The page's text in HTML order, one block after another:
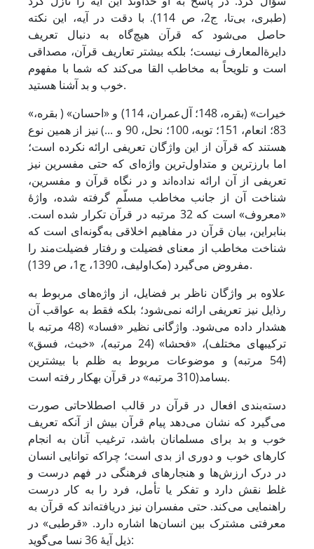
(طبری، بی‌تا، ج2، ص 114). با دقت در آیه، این نکته
حاصل می‌شود که قرآن هیچ‌گاه به دنبال تعریف
دایرةالمعارف نیست؛ بلکه بیشتر تعاریف قرآن، مصداقی
است و تلویحاً به مخاطب القا می‌کند که شما با مفهوم
خوب و بد آشنا هستید.
«خیرات» (بقره، 148؛ آل‌عمران، 114) و «احسان» ( بقره،
83؛ انعام، 151؛ توبه، 100؛ نحل، 90 و ...) نیز از همین نوع
هستند که قرآن از این واژگان تعریفی ارائه نکرده است؛
اما بارزترین و متداول‌ترین واژه‌ای که حتی مفسرین نیز
تعریفی از آن ارائه نداده‌اند و در نگاه قرآن و مفسرین،
شناخت آن از جانب مخاطب مسلّم گرفته شده، واژۀ
«معروف» است که 32 مرتبه در قرآن تکرار شده است.
بنابراین، بیان قرآن در مفاهیم اخلاقی به‌گونه‌ای است که
شناخت مخاطب از معنای فضیلت و رفتار فضیلت‌مند را
مفروض می‌گیرد (مک‌اولیف، 1390، ج1، ص 139).
علاوه بر واژگان ناظر بر فضایل، از واژه‌های مربوط به
رذایل نیز تعریفی ارائه نمی‌شود؛ بلکه فقط به عواقب آن
هشدار داده می‌شود. واژگانی نظیر «فساد» (48 مرتبه با
ترکیب­های مختلف)، «فحشا» (‌24 مرتبه)، «خبث، فسق»
(54 مرتبه) و موضوعات مربوط به ظلم با بیشترین
بسامد(310 مرتبه» در قرآن به­کار رفته است.
دسته‌بندی افعال در قرآن در قالب اصطلاحاتی صورت
می‌گیرد که نشان می‌دهد پیام قرآن بیش از آنکه تعریف
خوب و بد برای مسلمانان باشد، ترغیب آنان به انجام
کارهای خوب و دوری از بدی است؛ چراکه توانایی انسان
در درک ارزش‌ها و هنجارهای فرهنگی در فهم درست و
غلط نقش دارد و تفکر یا تأمل، فرد را به کار درست
راهنمایی می‌کند. حتی مفسران نیز دریافته‌اند که قرآن به
معرفتی مشترک بین انسان‌ها اشاره دارد. «قرطبی» در
ذیل آیۀ 36 نسا می‌گوید: